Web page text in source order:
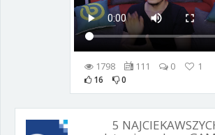
1798 111 0 1
16 0
5